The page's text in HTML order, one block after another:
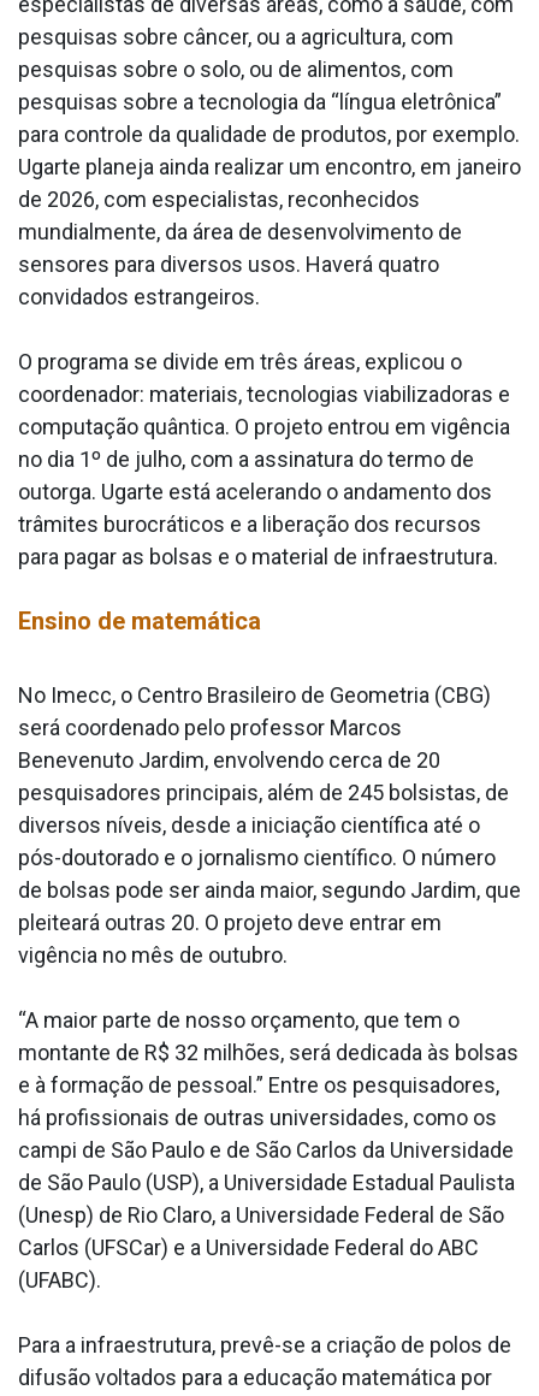
pesquisas sobre câncer, ou a agricultura, com
pesquisas sobre o solo, ou de alimentos, com
pesquisas sobre a tecnologia da “língua eletrônica”
para controle da qualidade de produtos, por exemplo.
Ugarte planeja ainda realizar um encontro, em janeiro
de 2026, com especialistas, reconhecidos
mundialmente, da área de desenvolvimento de
sensores para diversos usos. Haverá quatro
convidados estrangeiros.
O programa se divide em três áreas, explicou o
coordenador: materiais, tecnologias viabilizadoras e
computação quântica. O projeto entrou em vigência
no dia 1º de julho, com a assinatura do termo de
outorga. Ugarte está acelerando o andamento dos
trâmites burocráticos e a liberação dos recursos
para pagar as bolsas e o material de infraestrutura.
Ensino de matemática
No Imecc, o Centro Brasileiro de Geometria (CBG)
será coordenado pelo professor Marcos
Benevenuto Jardim, envolvendo cerca de 20
pesquisadores principais, além de 245 bolsistas, de
diversos níveis, desde a iniciação científica até o
pós-doutorado e o jornalismo científico. O número
de bolsas pode ser ainda maior, segundo Jardim, que
pleiteará outras 20. O projeto deve entrar em
vigência no mês de outubro.
“A maior parte de nosso orçamento, que tem o
montante de R$ 32 milhões, será dedicada às bolsas
e à formação de pessoal.” Entre os pesquisadores,
há profissionais de outras universidades, como os
campi de São Paulo e de São Carlos da Universidade
de São Paulo (USP), a Universidade Estadual Paulista
(Unesp) de Rio Claro, a Universidade Federal de São
Carlos (UFSCar) e a Universidade Federal do ABC
(UFABC).
Para a infraestrutura, prevê-se a criação de polos de
difusão voltados para a educação matemática por